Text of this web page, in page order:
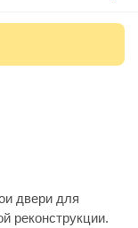
двери для
реконструкции.